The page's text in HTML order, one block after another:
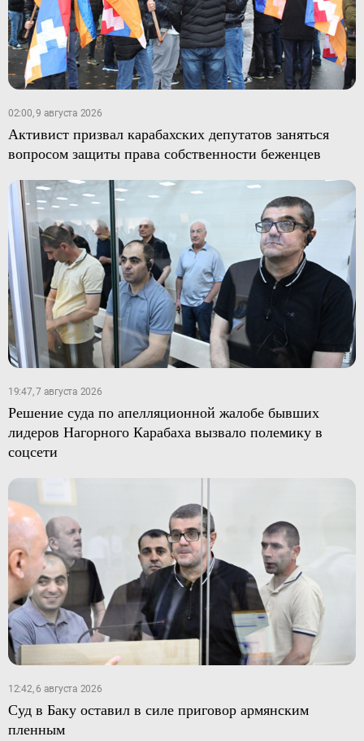
02:00, 9 августа 2026
Активист призвал карабахских депутатов заняться
вопросом защиты права собственности беженцев
19:47, 7 августа 2026
Решение суда по апелляционной жалобе бывших
лидеров Нагорного Карабаха вызвало полемику в
соцсети
12:42, 6 августа 2026
Суд в Баку оставил в силе приговор армянским
пленным